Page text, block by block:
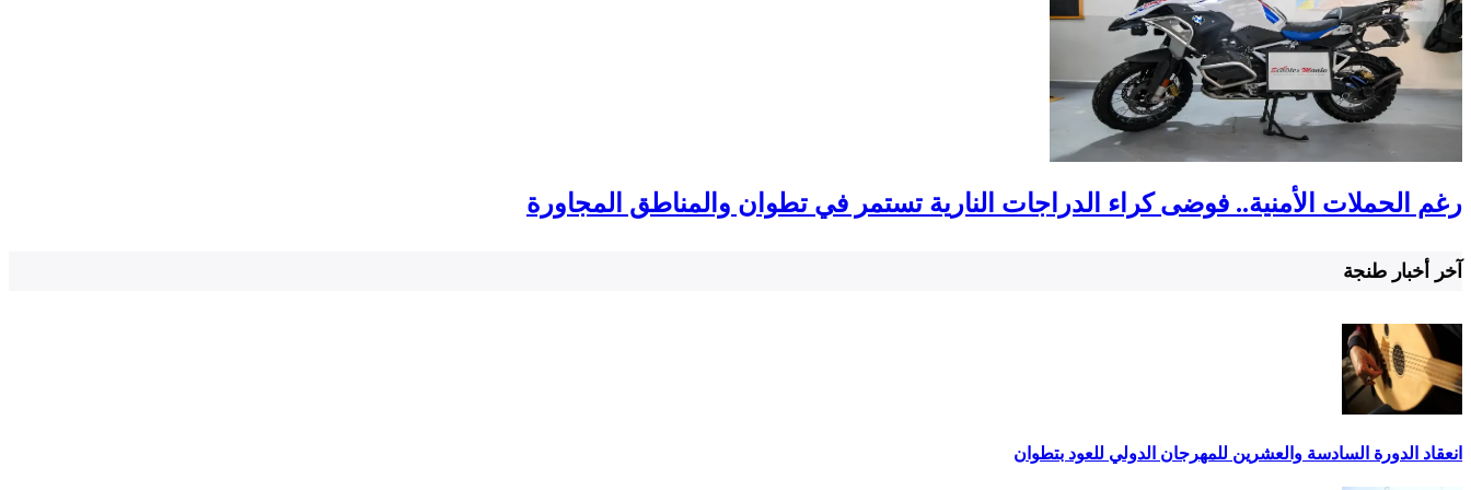
رغم الحملات الأمنية.. فوضى كراء الدراجات النارية تستمر في تطوان والمناطق المجاورة
آخر أخبار طنجة
انعقاد الدورة السادسة والعشرين للمهرجان الدولي للعود بتطوان